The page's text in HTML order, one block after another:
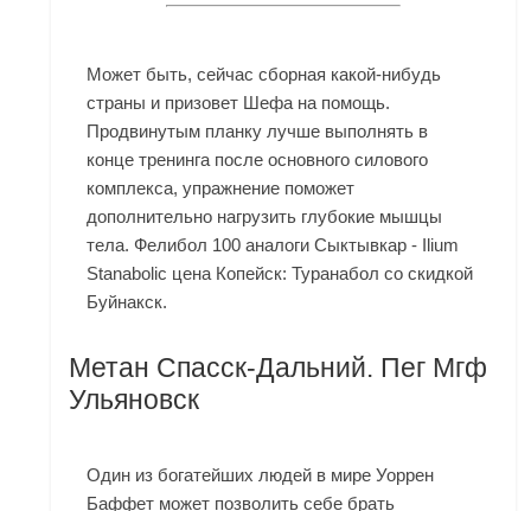
Может быть, сейчас сборная какой-нибудь
страны и призовет Шефа на помощь.
Продвинутым планку лучше выполнять в
конце тренинга после основного силового
комплекса, упражнение поможет
дополнительно нагрузить глубокие мышцы
тела. Фелибол 100 аналоги Сыктывкар - Ilium
Stanabolic цена Копейск: Туранабол со скидкой
Буйнакск.
Метан Спасск-Дальний. Пег Мгф
Ульяновск
Один из богатейших людей в мире Уоррен
Баффет может позволить себе брать